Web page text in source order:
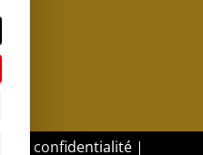
de confidentialité |